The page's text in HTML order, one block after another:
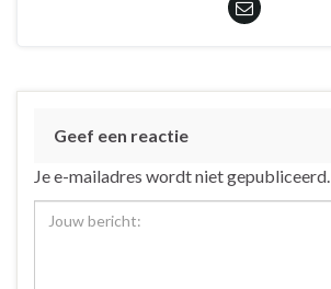
Geef een reactie
Je e-mailadres wordt niet gepubliceerd.